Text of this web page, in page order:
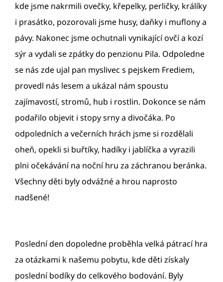
kde jsme nakrmili ovečky, křepelky, perličky, králíky
i prasátko, pozorovali jsme husy, daňky i muflony a
pávy. Nakonec jsme ochutnali vynikající ovčí a kozí
sýr a vydali se zpátky do penzionu Pila. Odpoledne
se nás zde ujal pan myslivec s pejskem Frediem,
provedl nás lesem a ukázal nám spoustu
zajímavostí, stromů, hub i rostlin. Dokonce se nám
podařilo objevit i stopy srny a divočáka. Po
odpoledních a večerních hrách jsme si rozdělali
oheň, opekli si buřtíky, hadíky i jablíčka a vyrazili
plni očekávání na noční hru za záchranou beránka.
Všechny děti byly odvážné a hrou naprosto
nadšené!
Poslední den dopoledne proběhla velká pátrací hra
za otázkami k našemu pobytu, kde děti získaly
poslední bodíky do celkového bodování. Byly